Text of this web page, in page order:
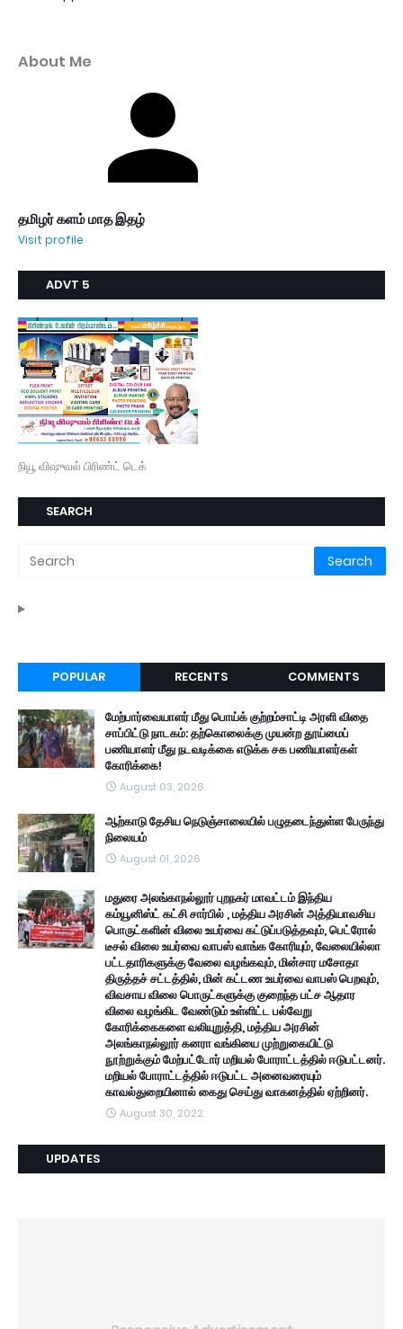
About Me
தமிழர் களம் மாத இதழ்
Visit profile
ADVT 5
நியூ விஷுவல் பிரிண்ட் டெக்
SEARCH
POPULAR RECENTS COMMENTS
மேற்பார்வையாளர் மீது பொய்க் குற்றம்சாட்டி அரளி விதை
சாப்பிட்டு நாடகம்: தற்கொலைக்கு முயன்ற தூய்மைப்
பணியாளர் மீது நடவடிக்கை எடுக்க சக பணியாளர்கள்
கோரிக்கை!
August 03, 2026
ஆற்காடு தேசிய நெடுஞ்சாலையில் பழுதடைந்துள்ள பேருந்து
நிலையம்
August 01, 2026
மதுரை அலங்காநல்லூர் புறநகர் மாவட்டம் இந்திய
கம்யூனிஸ்ட் கட்சி சார்பில் , மத்திய அரசின் அத்தியாவசிய
பொருட்களின் விலை உயர்வை கட்டுப்படுத்தவும், பெட்ரோல்
டீசல் விலை உயர்வை வாபஸ் வாங்க கோரியும், வேலையில்லா
பட்டதாரிகளுக்கு வேலை வழங்கவும், மின்சார மசோதா
திருத்தச் சட்டத்தில், மின் கட்டண உயர்வை வாபஸ் பெறவும்,
விவசாய விலை பொருட்களுக்கு குறைந்த பட்ச ஆதார
விலை வழங்கிட வேண்டும் உள்ளிட்ட பல்வேறு
கோரிக்கைகளை வலியுறுத்தி, மத்திய அரசின்
அலங்காநல்லூர் கனரா வங்கியை முற்றுகையிட்டு
நூற்றுக்கும் மேற்பட்டோர் மறியல் போராட்டத்தில் ஈடுபட்டனர்.
மறியல் போராட்டத்தில் ஈடுபட்ட அனைவரையும்
காவல்துறையினால் கைது செய்து வாகனத்தில் ஏற்றினர்.
August 30, 2022
UPDATES